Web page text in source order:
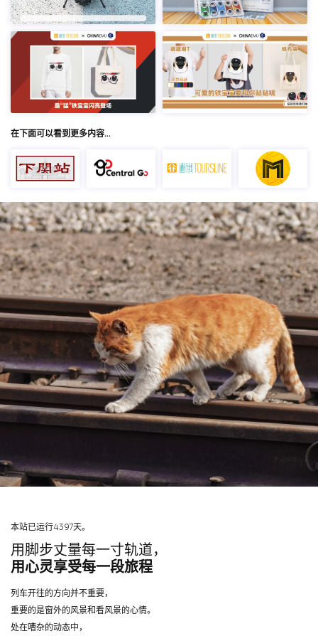
在下面可以看到更多内容…
本站已运行4397天。
用脚步丈量每一寸轨道，
用心灵享受每一段旅程
列车开往的方向并不重要，
重要的是窗外的风景和看风景的心情。
处在嘈杂的动态中，